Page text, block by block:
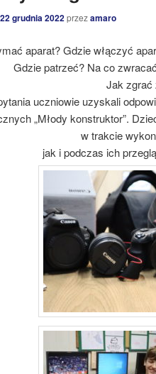
22 grudnia 2022przezamaro
aparat? Gdzie włączyć
Gdzie patrzeć? Na co
Jak zgrać
uczniowie uzyskali
„Młody konstruktor”.
w trakcie
jak i podczas ich